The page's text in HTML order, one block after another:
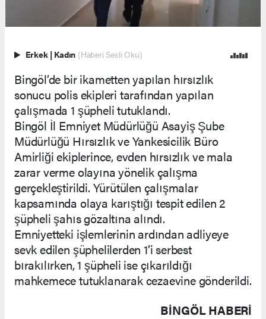
Erkek | Kadın (Haberi Sesli Oku)
Bingöl’de bir ikametten yapılan hırsızlık
sonucu polis ekipleri tarafından yapılan
çalışmada 1 şüpheli tutuklandı.
Bingöl İl Emniyet Müdürlüğü Asayiş Şube
Müdürlüğü Hırsızlık ve Yankesicilik Büro
Amirliği ekiplerince, evden hırsızlık ve mala
zarar verme olayına yönelik çalışma
gerçekleştirildi. Yürütülen çalışmalar
kapsamında olaya karıştığı tespit edilen 2
şüpheli şahıs gözaltına alındı.
Emniyetteki işlemlerinin ardından adliyeye
sevk edilen şüphelilerden 1’i serbest
bırakılırken, 1 şüpheli ise çıkarıldığı
mahkemece tutuklanarak cezaevine gönderildi.
BINGÖL HABERİ